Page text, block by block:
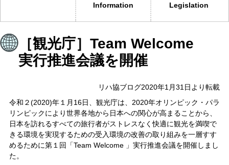
Information
Legislation
［観光庁］Team Welcome
実行推進会議を開催
リハ協ブログ2020年1月31日より転載
令和２(2020)年１月16日、観光庁は、2020年オリンピック・パラ
リンピックにより世界各地から日本への関心が高まることから、
日本を訪れるすべての旅行者がストレスなく快適に観光を満喫で
きる環境を実現するための受入環境の改善の取り組みを一層すす
めるために第１回「Team Welcome 」実行推進会議を開催しまし
た。